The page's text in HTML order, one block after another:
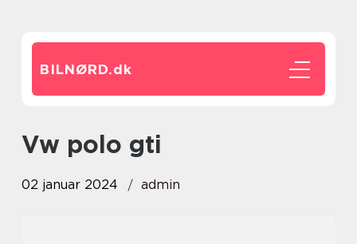
BILNØRD.dk
vw polo gti
02 januar 2024 admin